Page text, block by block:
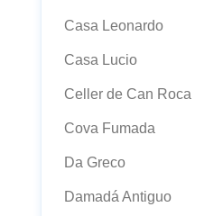
Casa Leonardo
Casa Lucio
Celler de Can Roca
Cova Fumada
Da Greco
Damadá Antiguo